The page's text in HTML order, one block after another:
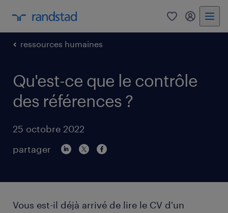
0 mon
ressources humaines
Qu'est-ce que le contrôle
des références ?
25 octobre 2022
partager
Vous est-il déjà arrivé de lire le CV d'un